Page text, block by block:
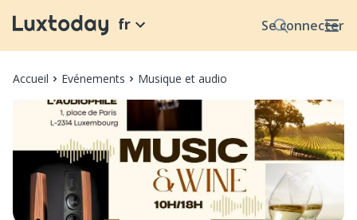
Se connecter
fr
Accueil Evénements Musique et audio